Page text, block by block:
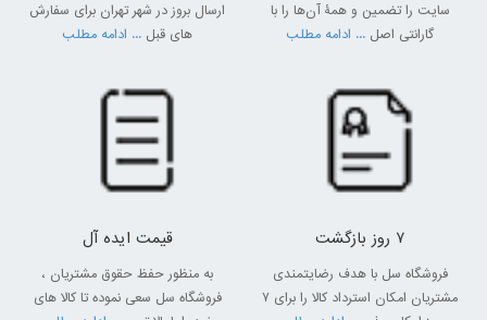
سایت را تضمین و همۀ آن‌ها را با
گارانتی اصل ... ادامه مطلب
ارسال بروز در شهر تهران برای سفارش
های قبل ... ادامه مطلب
7 روز بازگشت
فروشگاه سل با هدف رضایتمندی
مشتریان امکان استرداد کالا را برای 7
قیمت ایده آل
به منظور حفظ حقوق مشتریان ،
فروشگاه سل سعی نموده تا کالا های